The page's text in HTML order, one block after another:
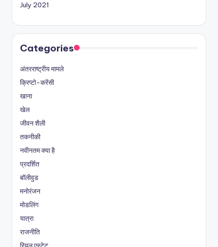
July 2021
Categories
अंतरराष्ट्रीय मामले
क्रिप्टो-करेंसी
खाना
खेल
जीवन शैली
तकनीकी
नवीनतम क्या है
प्रदर्शित
बॉलीवुड
मनोरंजन
मोडलिंग
यात्रा
राजनीति